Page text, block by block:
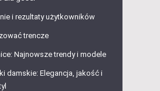
i rezultaty użytkowników
trencze
Najnowsze trendy i modele
damskie: Elegancja, jakość i